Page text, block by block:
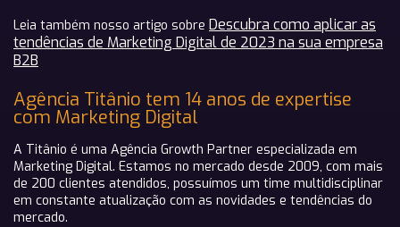
Leia também nosso artigo sobre Descubra como aplicar as
tendências de Marketing Digital de 2023 na sua empresa
B2B
Agência Titânio tem 14 anos de expertise
com Marketing Digital
A Titânio é uma Agência Growth Partner especializada em
Marketing Digital. Estamos no mercado desde 2009, com mais
de 200 clientes atendidos, possuímos um time multidisciplinar
em constante atualização com as novidades e tendências do
mercado.